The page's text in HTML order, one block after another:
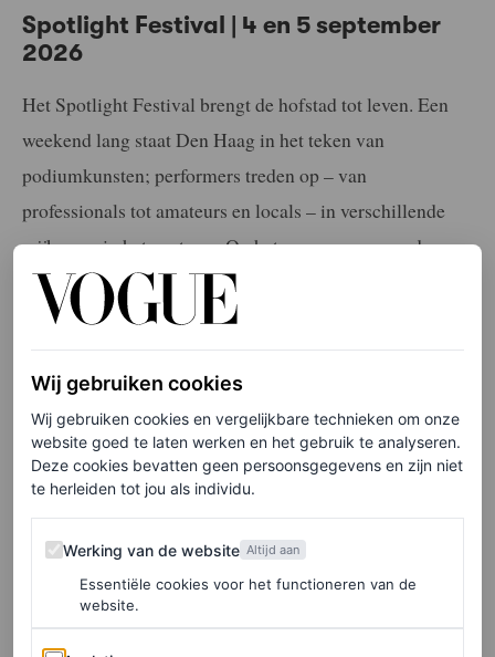
Spotlight Festival | 4 en 5 september
2026
Het Spotlight Festival brengt de hofstad tot leven. Een
weekend lang staat Den Haag in het teken van
podiumkunsten; performers treden op – van
professionals tot amateurs en locals – in verschillende
wijken en in het centrum. Op het programma van de
2026-editie staan verschillende wijkoptredens en een
cultuurnacht in het centrum, waarbij je van locatie naar
locatie kunt hoppen. Extra leuk? Wie in zichzelf een
muziek-, dans-, theather-, comedy- of filmtalent denkt te
hebben ontdekt, kan meedoen aan dit festival.
Spotlight Festival, op verschillende locaties in Den Haag
BredaPhoto | 11 september t/m 25
oktober
Voor zes weken transformeert de stad Breda in een
Wij gebruiken cookies
Wij gebruiken cookies en vergelijkbare technieken om onze
website goed te laten werken en het gebruik te analyseren.
Deze cookies bevatten geen persoonsgegevens en zijn niet
te herleiden tot jou als individu.
Werking van de website
Werking van de website Altijd aan
Essentiële cookies voor het functioneren van de
website.
Analytics